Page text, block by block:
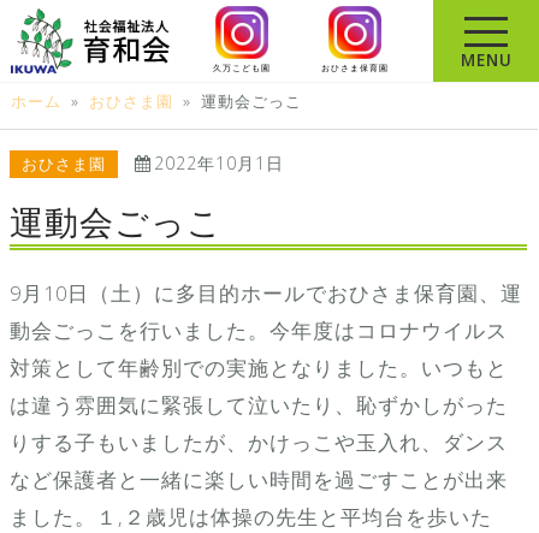
ン
テ
ン
ス
キ
プ
久万こども園 おひさま保育園
MENU
ホーム » おひさま園 » 運動会ごっこ
おひさま園 2022年10月1日
運動会ごっこ
9月10日（土）に多目的ホールでおひさま保育園、運
動会ごっこを行いました。今年度はコロナウイルス
対策として年齢別での実施となりました。いつもと
は違う雰囲気に緊張して泣いたり、恥ずかしがった
りする子もいましたが、かけっこや玉入れ、ダンス
など保護者と一緒に楽しい時間を過ごすことが出来
ました。１,２歳児は体操の先生と平均台を歩いた